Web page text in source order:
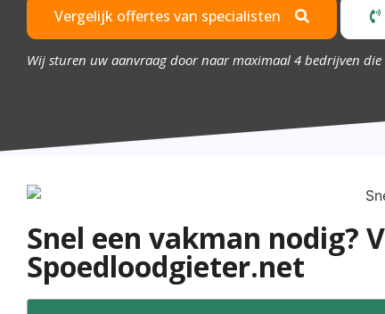
Vergelijk offertes van specialisten
Wij sturen uw aanvraag door naar maximaal 4 bedrijven
Snel een vakman nodig?
Spoedloodgieter.net